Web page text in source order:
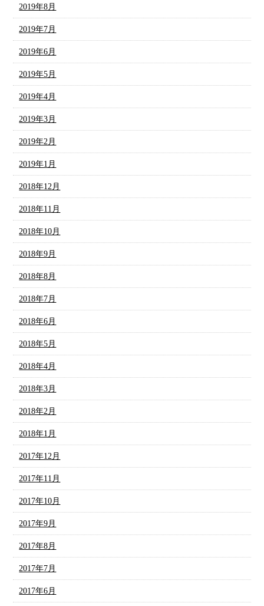
2019年8月
2019年7月
2019年6月
2019年5月
2019年4月
2019年3月
2019年2月
2019年1月
2018年12月
2018年11月
2018年10月
2018年9月
2018年8月
2018年7月
2018年6月
2018年5月
2018年4月
2018年3月
2018年2月
2018年1月
2017年12月
2017年11月
2017年10月
2017年9月
2017年8月
2017年7月
2017年6月